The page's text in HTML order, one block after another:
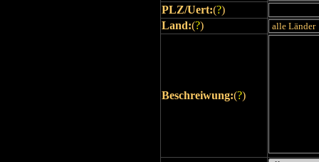
PLZ/Uert:(?)
Land:(?)
Beschreiwung:(?)